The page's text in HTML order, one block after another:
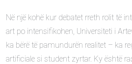
Në një kohë kur debatet rreth rolit të
art po intensifikohen, Universiteti i
ka bërë të pamundurën realitet – ka
artificiale si student zyrtar. Ky është